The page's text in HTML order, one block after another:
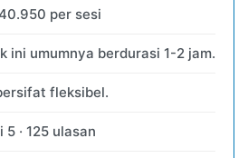
per sesi
ini umumnya berdurasi 1-2 jam.
fleksibel.
5 · 125 ulasan